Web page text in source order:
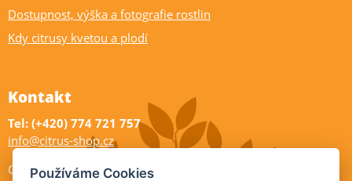
Dostupnost, výška a fotografie rostlin
Kdy citrusy kvetou a plodí
Kontakt
Tel: (+420) 774 721 757
info@citrus-shop.cz
Citrus shop zahradnictví
Používáme Cookies